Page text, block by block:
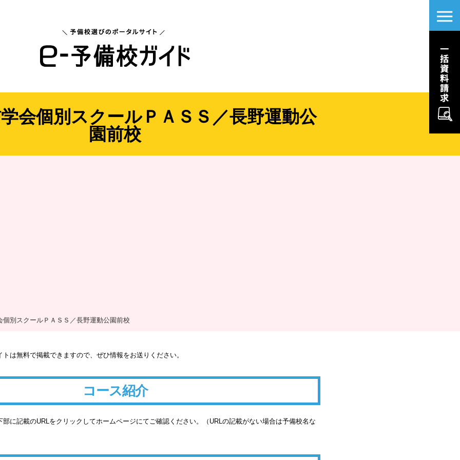
会個別スクールＰＡＳＳ／長野運動公
園前校
個別スクールＰＡＳＳ／長野運動公園前校
トは無料で掲載できますので、ぜひ情報をお送りください。
コース紹介
に記載のURLをクリックしてホームページにてご確認ください。（URLの記載がない場合は予備校名な